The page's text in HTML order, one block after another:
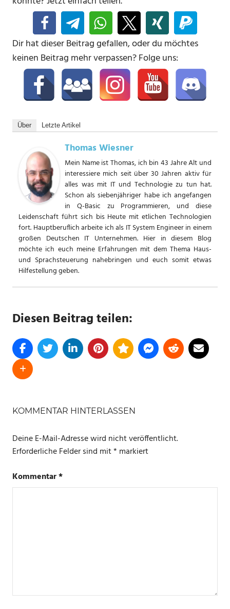
Dir hat dieser Beitrag gefallen, oder du möchtes
keinen Beitrag mehr verpassen? Folge uns:
Über Letzte Artikel
Thomas Wiesner
Mein Name ist Thomas, ich bin 43 Jahre Alt und
interessiere mich seit über 30 Jahren aktiv für
alles was mit IT und Technologie zu tun hat.
Schon als siebenjähriger habe ich angefangen
in Q-Basic zu Programmieren, und diese
Leidenschaft führt sich bis Heute mit etlichen Technologien
fort. Hauptberuflich arbeite ich als IT System Engineer in einem
großen Deutschen IT Unternehmen. Hier in diesem Blog
möchte ich euch meine Erfahrungen mit dem Thema Haus-
und Sprachsteuerung nahebringen und euch somit etwas
Hilfestellung geben.
Diesen Beitrag teilen:
HOME
ZENDURE
KOMMENTAR HINTERLASSEN
Deine E-Mail-Adresse wird nicht veröffentlicht.
Erforderliche Felder sind mit* markiert
Kommentar*